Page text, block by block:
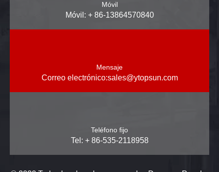
Móvil
Móvil: + 86-13864570840
Mensaje
Correo electrónico:sales@ytopsun.com
Teléfono fijo
Tel: + 86-535-2118958